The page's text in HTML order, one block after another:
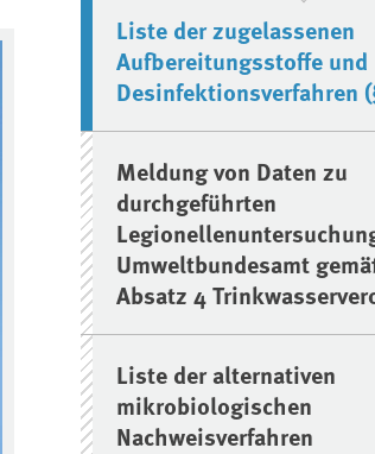
Liste der zugelassenen
Aufbereitungsstoffe und
Desinfektionsverfahren
Meldung von Daten zu
durchgeführten
Umweltbundesamt
Absatz 4
Liste der alternativen
mikrobiologischen
Nachweisverfahren